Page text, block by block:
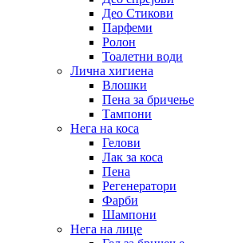
Део Стикови
Парфеми
Ролон
Тоалетни води
Лична хигиена
Влошки
Пена за бричење
Тампони
Нега на коса
Гелови
Лак за коса
Пена
Регенератори
Фарби
Шампони
Нега на лице